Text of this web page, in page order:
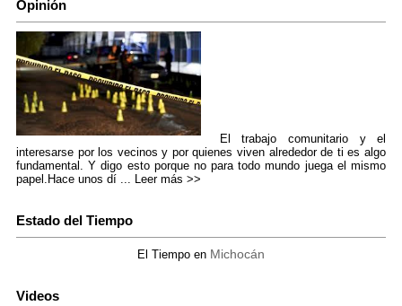
Opinión
El trabajo comunitario y el
interesarse por los vecinos y por quienes viven alrededor de ti es algo
fundamental. Y digo esto porque no para todo mundo juega el mismo
papel.Hace unos dí ...
Leer más >>
Estado del Tiempo
El Tiempo en Michocán
Videos